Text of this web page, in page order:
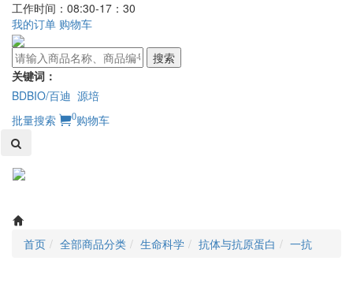
工作时间：08:30-17：30
我的订单 购物车
搜索
关键词：
BDBIO/百迪 源培
批量搜索
0购物车
首页 全部商品分类 生命科学 抗体与抗原蛋白 一抗